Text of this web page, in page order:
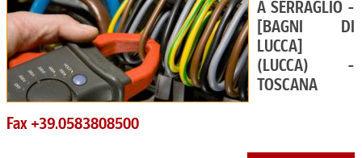
A SERRAGLIO -
[BAGNI DI
LUCCA]
(LUCCA) -
TOSCANA
Fax +39.0583808500